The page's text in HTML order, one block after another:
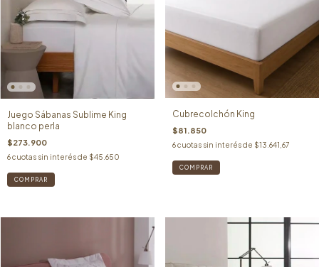
Juego Sábanas Sublime King
blanco perla
$273.900
6cuotas sin interés de $45.650
Cubrecolchón King
$81.850
6 cuotas sin interés de $13.641,67